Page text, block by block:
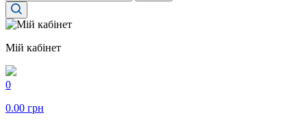
Мій кабінет
0
0.00 грн